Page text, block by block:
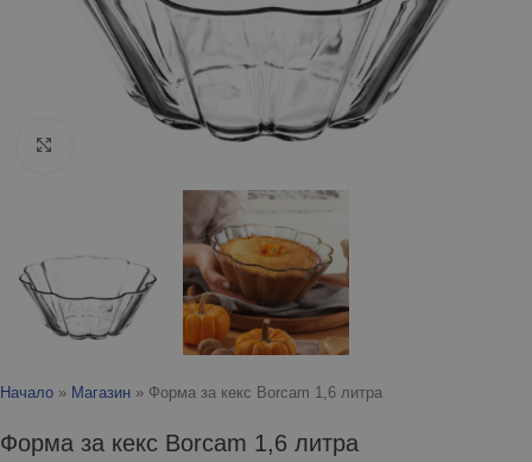
Начало » Магазин » Форма за кекс Borcam 1,6 литра
Форма за кекс Borcam 1,6 литра